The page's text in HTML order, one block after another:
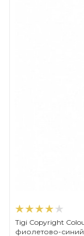
Tigi Copyright Сolour Gloss - 9/21 - Очень
фиолетово-синий